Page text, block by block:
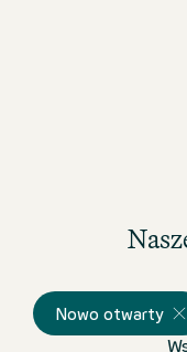
Nowo otwarty